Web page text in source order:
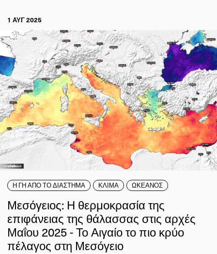
1 ΑΥΓ 2025
Η ΓΗ ΑΠΟ ΤΟ ΔΙΑΣΤΗΜΑ ΚΛΙΜΑ ΩΚΕΑΝΟΣ
Μεσόγειος: Η θερμοκρασία της
επιφάνειας της θάλασσας στις αρχές
Μαΐου 2025 - Το Αιγαίο το πιο κρύο
πέλαγος στη Μεσόγειο